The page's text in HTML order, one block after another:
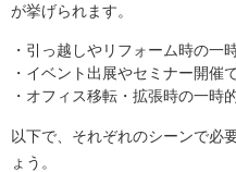
が挙げられます。
・引っ越しやリフォーム時の一
・イベント出展やセミナー開催
・オフィス移転・拡張時の一時
以下で、それぞれのシーンで必
ょう。